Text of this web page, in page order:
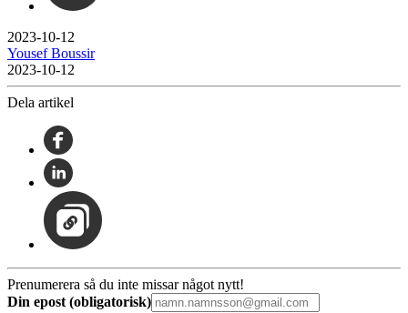
2023-10-12
Yousef Boussir
2023-10-12
Dela artikel
Prenumerera så du inte missar något nytt!
Din epost (obligatorisk)